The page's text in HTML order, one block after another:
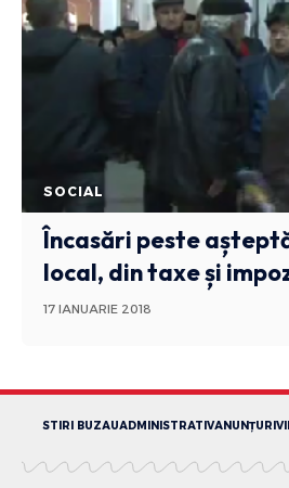
SOCIAL
Încasări peste
local, din taxe și
17 IANUARIE 2018
STIRI BUZAUADMINISTRATIVANUNȚURI